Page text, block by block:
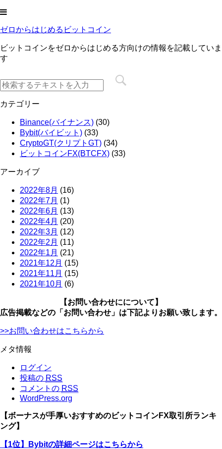
ゼロからはじめるビットコイン
ビットコインをゼロからはじめる方向けの情報を記載していま
す
カテゴリー
Binance(バイナンス) (30)
Bybit(バイビット) (33)
CryptoGT(クリプトGT) (34)
ビットコインFX(BTCFX) (33)
アーカイブ
2022年8月 (16)
2022年7月 (1)
2022年6月 (13)
2022年4月 (20)
2022年3月 (12)
2022年2月 (11)
2022年1月 (21)
2021年12月 (15)
2021年11月 (15)
2021年10月 (6)
【お問い合わせにについて】
広告掲載などの「お問い合わせ」は下記よりお願い致します。
>>お問い合わせはこちらから
メタ情報
ログイン
投稿の RSS
コメントの RSS
WordPress.org
【ボーナスが手厚いおすすめのビットコインFX取引所ランキ
ング】
【1位】Bybitの詳細ページはこちらから